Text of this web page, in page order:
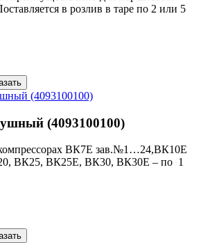
в розлив в таре по 2 или 5
(4093100100)
ВК7Е зав.№1…24,ВК10Е
ВК25, ВК25Е, ВК30, ВК30Е – по 1